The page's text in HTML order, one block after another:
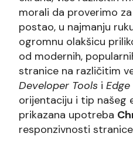
morali da proverimo
postao, u najmanju
ogromnu olakšicu
od modernih,
stranice na različitim
Developer Tools i
orijentaciju i tip našeg
prikazana upotreba
responzivnosti